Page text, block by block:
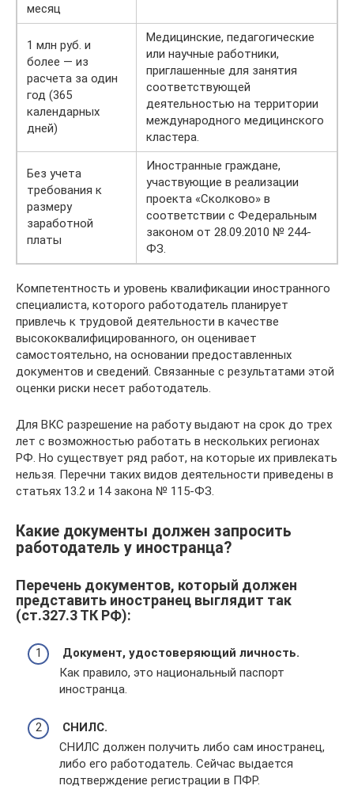
месяц
1 млн руб. и
более — из
расчета за один
год (365
календарных
дней)
Медицинские, педагогические
или научные работники,
приглашенные для занятия
соответствующей
деятельностью на территории
международного медицинского
кластера.
Без учета
требования к
размеру
заработной
платы
Иностранные граждане,
участвующие в реализации
проекта «Сколково» в
соответствии с Федеральным
законом от 28.09.2010 № 244-
ФЗ.
Компетентность и уровень квалификации иностранного
специалиста, которого работодатель планирует
привлечь к трудовой деятельности в качестве
высококвалифицированного, он оценивает
самостоятельно, на основании предоставленных
документов и сведений. Связанные с результатами этой
оценки риски несет работодатель.
Для ВКС разрешение на работу выдают на срок до трех
лет с возможностью работать в нескольких регионах
РФ. Но существует ряд работ, на которые их привлекать
нельзя. Перечни таких видов деятельности приведены в
статьях 13.2 и 14 закона № 115-ФЗ.
Какие документы должен запросить
работодатель у иностранца?
Перечень документов, который должен
представить иностранец выглядит так
(ст.327.3 ТК РФ):
Документ, удостоверяющий личность.
Как правило, это национальный паспорт
иностранца.
СНИЛС.
СНИЛС должен получить либо сам иностранец,
либо его работодатель. Сейчас выдается
подтверждение регистрации в ПФР.